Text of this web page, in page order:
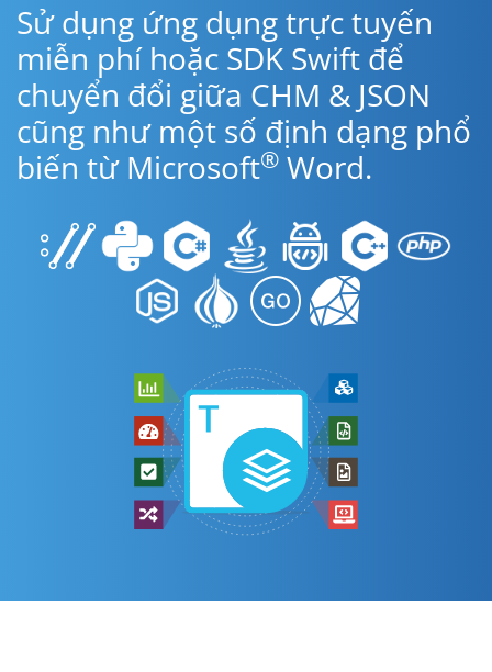
Sử dụng ứng dụng trực tuyến
miễn phí hoặc SDK Swift để
chuyển đổi giữa CHM & JSON
cũng như một số định dạng phổ
biến từ Microsoft® Word.